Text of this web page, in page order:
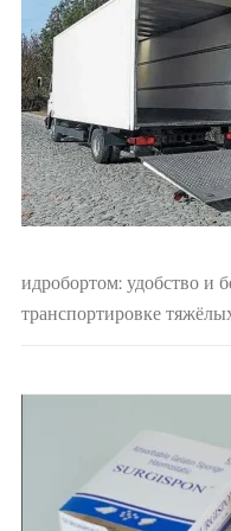
идробортом: удобство и
транспортировке